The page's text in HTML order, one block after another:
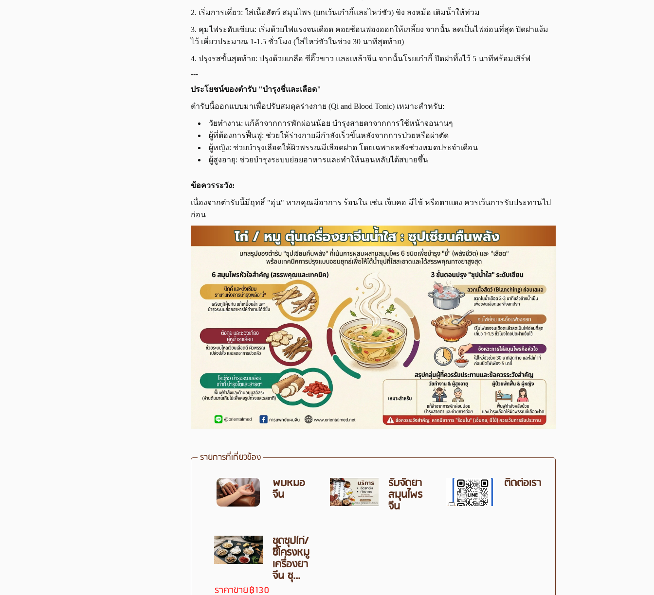
2. เริ่มการเคี่ยว: ใส่เนื้อสัตว์ สมุนไพร (ยกเว้นเก๋ากี้และไหว่ซัว) ขิง ลงหม้อ เติมน้ำให้ท่วม
3. คุมไฟระดับเซียน: เริ่มด้วยไฟแรงจนเดือด คอยช้อนฟองออกให้เกลี้ยง จากนั้น ลดเป็นไฟอ่อนที่สุด ปิดฝาแง้ม
ไว้ เคี่ยวประมาณ 1-1.5 ชั่วโมง (ใส่ไหว่ซัวในช่วง 30 นาทีสุดท้าย)
4. ปรุงรสขั้นสุดท้าย: ปรุงด้วยเกลือ ซีอิ๊วขาว และเหล้าจีน จากนั้นโรยเก๋ากี้ ปิดฝาทิ้งไว้ 5 นาทีพร้อมเสิร์ฟ
---
ประโยชน์ของตำรับ "บำรุงชี่และเลือด"
ตำรับนี้ออกแบบมาเพื่อปรับสมดุลร่างกาย (Qi and Blood Tonic) เหมาะสำหรับ:
วัยทำงาน: แก้ล้าจากการพักผ่อนน้อย บำรุงสายตาจากการใช้หน้าจอนานๆ
ผู้ที่ต้องการฟื้นฟู: ช่วยให้ร่างกายมีกำลังเร็วขึ้นหลังจากการป่วยหรือผ่าตัด
ผู้หญิง: ช่วยบำรุงเลือดให้ผิวพรรณมีเลือดฝาด โดยเฉพาะหลังช่วงหมดประจำเดือน
ผู้สูงอายุ: ช่วยบำรุงระบบย่อยอาหารและทำให้นอนหลับได้สบายขึ้น
ข้อควรระวัง:
เนื่องจากตำรับนี้มีฤทธิ์ "อุ่น" หากคุณมีอาการ ร้อนใน เช่น เจ็บคอ มีไข้ หรือตาแดง ควรเว้นการรับประทานไป
ก่อน
รายการที่เกี่ยวข้อง
พบหมอ
จีน
รับจัดยา
สมุนไพร
จีน
ติดต่อเรา
ชุดซุปไก่/
ซี่โครงหมู
เครื่องยา
จีน ซุ...
ราคาขาย฿130